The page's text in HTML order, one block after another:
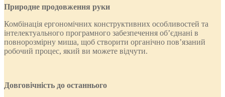
Природне продовження руки
Комбінація ергономічних конструктивних особливостей та
інтелектуального програмного забезпечення об’єднані в
повнорозмірну миша, щоб створити органічно пов’язаний
робочий процес, який ви можете відчути.
Довговічність до останнього